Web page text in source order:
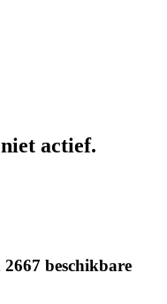
actief.
beschikbare